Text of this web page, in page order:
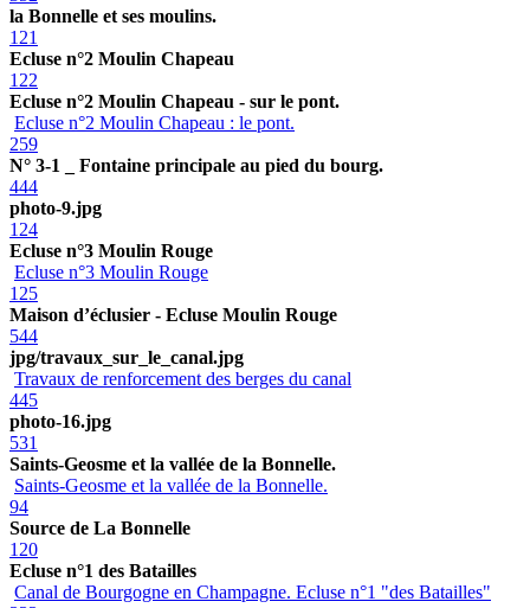
la Bonnelle et ses moulins.
121
Ecluse n°2 Moulin Chapeau
122
Ecluse n°2 Moulin Chapeau - sur le pont.
Ecluse n°2 Moulin Chapeau : le pont.
259
N° 3-1 _ Fontaine principale au pied du bourg.
444
photo-9.jpg
124
Ecluse n°3 Moulin Rouge
Ecluse n°3 Moulin Rouge
125
Maison d’éclusier - Ecluse Moulin Rouge
544
jpg/travaux_sur_le_canal.jpg
Travaux de renforcement des berges du canal
445
photo-16.jpg
531
Saints-Geosme et la vallée de la Bonnelle.
Saints-Geosme et la vallée de la Bonnelle.
94
Source de La Bonnelle
120
Ecluse n°1 des Batailles
Canal de Bourgogne en Champagne. Ecluse n°1 "des Batailles"